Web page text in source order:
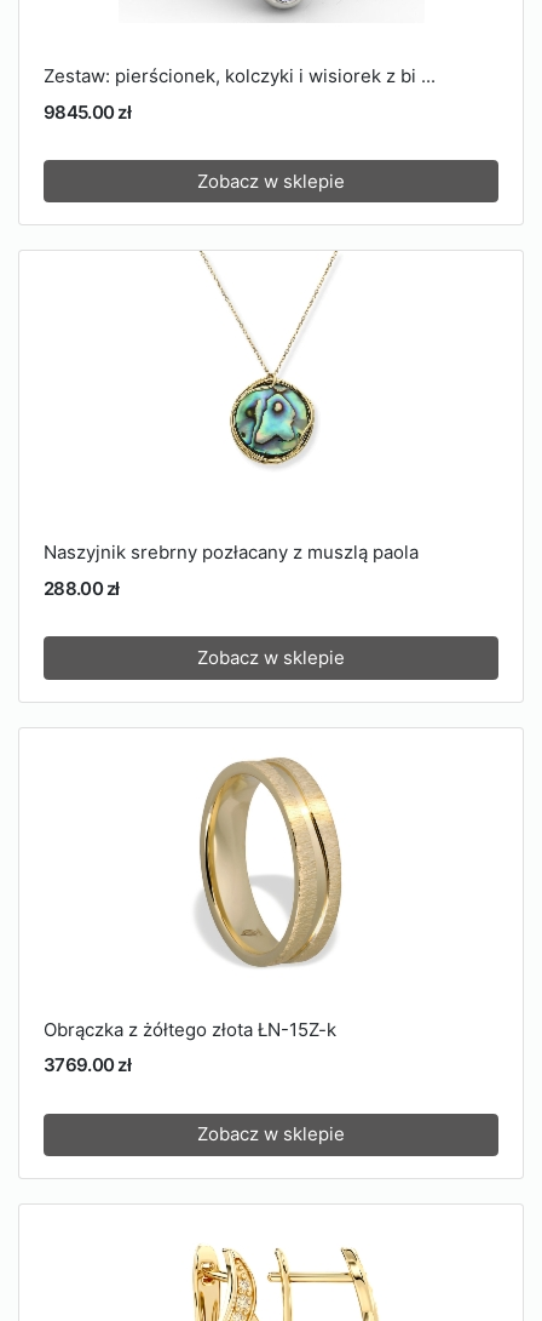
Zestaw: pierścionek, kolczyki i wisiorek z bi ...
9845.00 zł
Zobacz w sklepie
Naszyjnik srebrny pozłacany z muszlą paola
288.00 zł
Zobacz w sklepie
Obrączka z żółtego złota ŁN-15Z-k
3769.00 zł
Zobacz w sklepie